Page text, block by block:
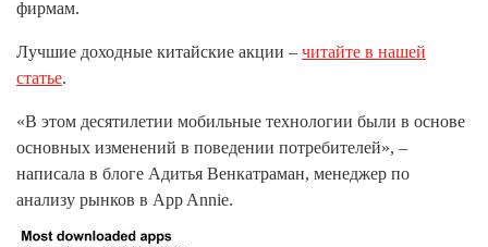
фирмам.
Лучшие доходные китайские акции – читайте в нашей
статье.
«В этом десятилетии мобильные технологии были в основе
основных изменений в поведении потребителей», –
написала в блоге Адитья Венкатраман, менеджер по
анализу рынков в App Annie.